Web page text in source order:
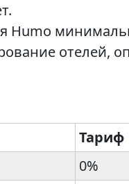
Humo
отелей,
Тариф
0%